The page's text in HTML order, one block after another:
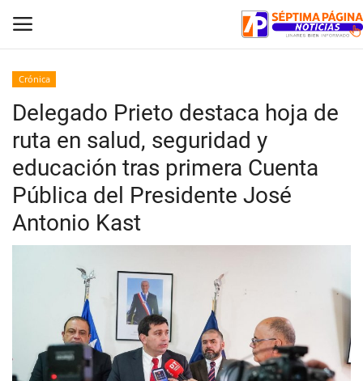
Inicio
Crónica
Policial
Tribunales
Espectáculos
Crónica
Delegado Prieto destaca hoja de
ruta en salud, seguridad y
educación tras primera Cuenta
Pública del Presidente José
Antonio Kast